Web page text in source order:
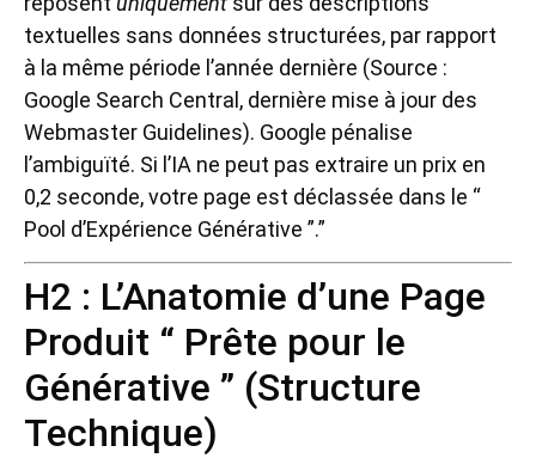
textuelles sans données structurées, par rapport
à la même période l’année dernière (Source :
Google Search Central, dernière mise à jour des
Webmaster Guidelines). Google pénalise
l’ambiguïté. Si l’IA ne peut pas extraire un prix en
0,2 seconde, votre page est déclassée dans le “
Pool d’Expérience Générative ”.”
H2 : L’Anatomie d’une Page
Produit “ Prête pour le
Générative ” (Structure
Technique)